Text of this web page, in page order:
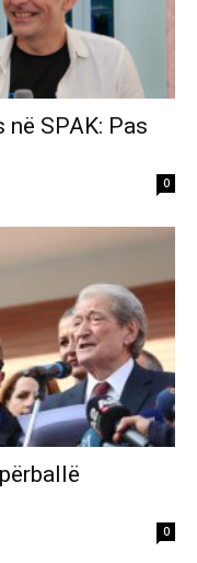
SPAK: Pas
0
0